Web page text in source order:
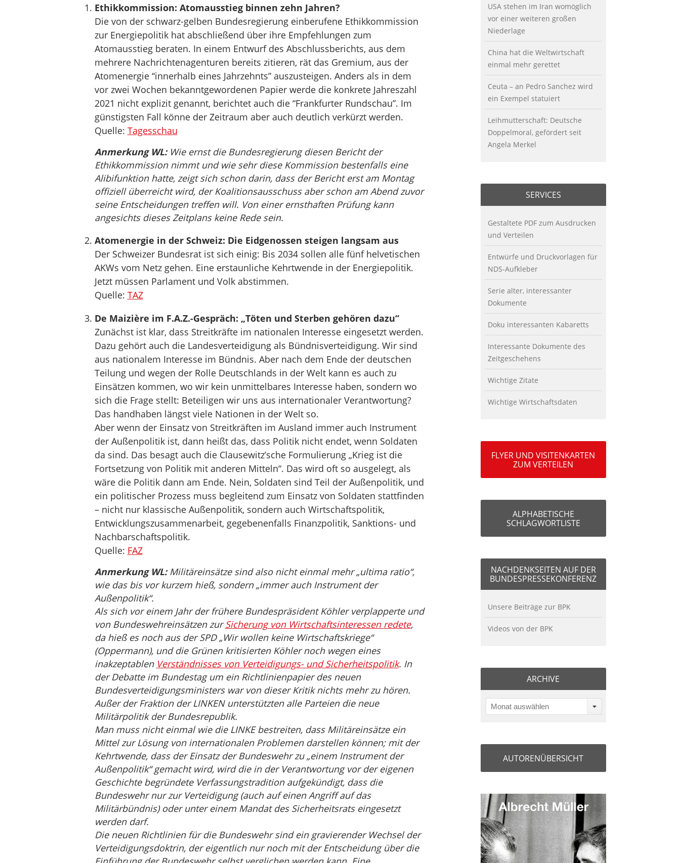
Ethikkommission: Atomausstieg binnen zehn Jahren?
Die von der schwarz-gelben Bundesregierung einberufene Ethikkommission
zur Energiepolitik hat abschließend über ihre Empfehlungen zum
Atomausstieg beraten. In einem Entwurf des Abschlussberichts, aus dem
mehrere Nachrichtenagenturen bereits zitieren, rät das Gremium, aus der
Atomenergie “innerhalb eines Jahrzehnts” auszusteigen. Anders als in dem
vor zwei Wochen bekanntgewordenen Papier werde die konkrete Jahreszahl
2021 nicht explizit genannt, berichtet auch die “Frankfurter Rundschau”. Im
günstigsten Fall könne der Zeitraum aber auch deutlich verkürzt werden.
Quelle: Tagesschau
Anmerkung WL:Wie ernst die Bundesregierung diesen Bericht der
Ethikkommission nimmt und wie sehr diese Kommission bestenfalls eine
Alibifunktion hatte, zeigt sich schon darin, dass der Bericht erst am Montag
offiziell überreicht wird, der Koalitionsausschuss aber schon am Abend zuvor
seine Entscheidungen treffen will. Von einer ernsthaften Prüfung kann
angesichts dieses Zeitplans keine Rede sein.
Atomenergie in der Schweiz: Die Eidgenossen steigen langsam aus
Der Schweizer Bundesrat ist sich einig: Bis 2034 sollen alle fünf helvetischen
AKWs vom Netz gehen. Eine erstaunliche Kehrtwende in der Energiepolitik.
Jetzt müssen Parlament und Volk abstimmen.
Quelle: TAZ
De Maizière im F.A.Z.-Gespräch: „Töten und Sterben gehören dazu“
Zunächst ist klar, dass Streitkräfte im nationalen Interesse eingesetzt werden.
Dazu gehört auch die Landesverteidigung als Bündnisverteidigung. Wir sind
aus nationalem Interesse im Bündnis. Aber nach dem Ende der deutschen
Teilung und wegen der Rolle Deutschlands in der Welt kann es auch zu
Einsätzen kommen, wo wir kein unmittelbares Interesse haben, sondern wo
sich die Frage stellt: Beteiligen wir uns aus internationaler Verantwortung?
Das handhaben längst viele Nationen in der Welt so.
Aber wenn der Einsatz von Streitkräften im Ausland immer auch Instrument
der Außenpolitik ist, dann heißt das, dass Politik nicht endet, wenn Soldaten
da sind. Das besagt auch die Clausewitz’sche Formulierung „Krieg ist die
Fortsetzung von Politik mit anderen Mitteln“. Das wird oft so ausgelegt, als
wäre die Politik dann am Ende. Nein, Soldaten sind Teil der Außenpolitik, und
ein politischer Prozess muss begleitend zum Einsatz von Soldaten stattfinden
– nicht nur klassische Außenpolitik, sondern auch Wirtschaftspolitik,
Entwicklungszusammenarbeit, gegebenenfalls Finanzpolitik, Sanktions- und
Nachbarschaftspolitik.
Quelle: FAZ
Anmerkung WL:Militäreinsätze sind also nicht einmal mehr „ultima ratio“,
wie das bis vor kurzem hieß, sondern „immer auch Instrument der
Außenpolitik“.
Als sich vor einem Jahr der frühere Bundespräsident Köhler verplapperte und
von Bundeswehreinsätzen zurSicherung von Wirtschaftsinteressen redete,
da hieß es noch aus der SPD „Wir wollen keine Wirtschaftskriege“
(Oppermann), und die Grünen kritisierten Köhler noch wegen eines
inakzeptablen Verständnisses von Verteidigungs- und Sicherheitspolitik. In
der Debatte im Bundestag um ein Richtlinienpapier des neuen
Bundesverteidigungsministers war von dieser Kritik nichts mehr zu hören.
Außer der Fraktion der LINKEN unterstützten alle Parteien die neue
Militärpolitik der Bundesrepublik.
Man muss nicht einmal wie die LINKE bestreiten, dass Militäreinsätze ein
Mittel zur Lösung von internationalen Problemen darstellen können; mit der
Kehrtwende, dass der Einsatz der Bundeswehr zu „einem Instrument der
Außenpolitik“ gemacht wird, wird die in der Verantwortung vor der eigenen
Geschichte begründete Verfassungstradition aufgekündigt, dass die
Bundeswehr nur zur Verteidigung (auch auf einen Angriff auf das
Militärbündnis) oder unter einem Mandat des Sicherheitsrats eingesetzt
werden darf.
Die neuen Richtlinien für die Bundeswehr sind ein gravierender Wechsel der
Verteidigungsdoktrin, der eigentlich nur noch mit der Entscheidung über die
USA stehen im Iran womöglich
vor einer weiteren großen
Niederlage
China hat die Weltwirtschaft
einmal mehr gerettet
Ceuta – an Pedro Sanchez wird
ein Exempel statuiert
Leihmutterschaft: Deutsche
Doppelmoral, gefördert seit
Angela Merkel
SERVICES
Gestaltete PDF zum Ausdrucken
und Verteilen
Entwürfe und Druckvorlagen für
NDS-Aufkleber
Serie alter, interessanter
Dokumente
Doku interessanten Kabaretts
Interessante Dokumente des
Zeitgeschehens
Wichtige Zitate
Wichtige Wirtschaftsdaten
FLYER UND VISITENKARTEN
ZUM VERTEILEN
ALPHABETISCHE
SCHLAGWORTLISTE
NACHDENKSEITEN AUF DER
BUNDESPRESSEKONFERENZ
Unsere Beiträge zur BPK
Videos von der BPK
ARCHIVE
Monat auswählen
AUTORENÜBERSICHT